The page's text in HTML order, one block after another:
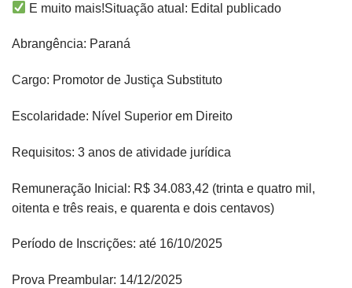
E muito mais!​​Situação atual: Edital publicado
Abrangência: Paraná
Cargo: Promotor de Justiça Substituto
Escolaridade: Nível Superior em Direito
Requisitos: 3 anos de atividade jurídica
Remuneração Inicial: R$ 34.083,42 (trinta e quatro mil,
oitenta e três reais, e quarenta e dois centavos)
Período de Inscrições: até 16/10/2025
Prova Preambular: 14/12/2025